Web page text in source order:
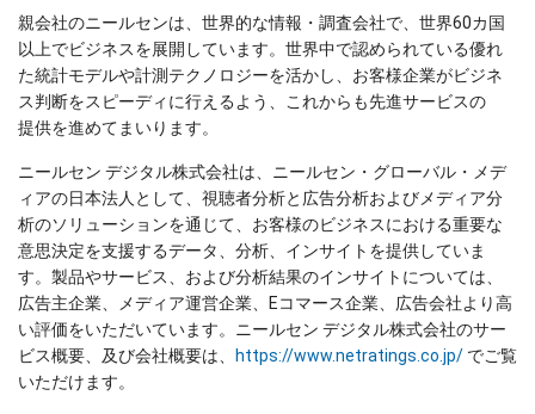
親会社のニールセンは、世界的な情報・調査会社で、世界60カ国
以上でビジネスを展開しています。世界中で認められている優れ
た統計モデルや計測テクノロジーを活かし、お客様企業がビジネ
ス判断をスピーディに行えるよう、これからも先進サービスの
提供を進めてまいります。
ニールセン デジタル株式会社は、ニールセン・グローバル・メデ
ィアの日本法人として、視聴者分析と広告分析およびメディア分
析のソリューションを通じて、お客様のビジネスにおける重要な
意思決定を支援するデータ、分析、インサイトを提供していま
す。製品やサービス、および分析結果のインサイトについては、
広告主企業、メディア運営企業、Eコマース企業、広告会社より高
い評価をいただいています。ニールセン デジタル株式会社のサー
ビス概要、及び会社概要は、 https://www.netratings.co.jp/ でご覧
いただけます。